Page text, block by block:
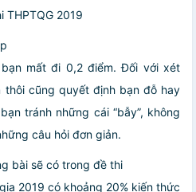
2019
mất đi 0,2 điểm. Đối với xét
cũng quyết định bạn đỗ hay
tránh những cái “bẫy”, không
câu hỏi đơn giản.
bài sẽ có trong đề thi
2019 có khoảng 20% kiến thức